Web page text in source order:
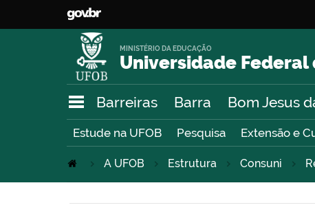
Universidade Federal
MINISTÉRIO DA EDUCAÇÃO
Barreiras Barra Bom Jesus
Estude na UFOB Pesquisa Extensão e
A UFOB Estrutura Consuni